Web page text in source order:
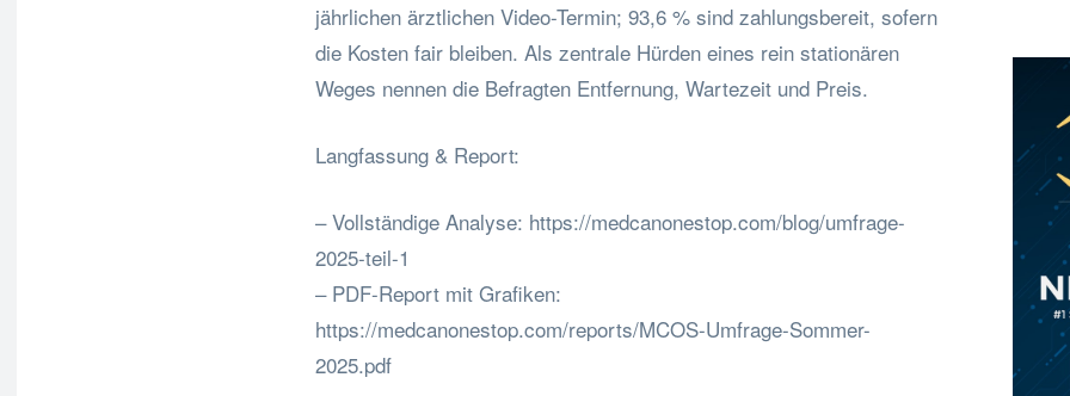
jährlichen ärztlichen Video-Termin; 93,6 % sind zahlungsbereit, sofern
die Kosten fair bleiben. Als zentrale Hürden eines rein stationären
Weges nennen die Befragten Entfernung, Wartezeit und Preis.
Langfassung & Report:
– Vollständige Analyse: https://medcanonestop.com/blog/umfrage-
2025-teil-1
– PDF-Report mit Grafiken:
https://medcanonestop.com/reports/MCOS-Umfrage-Sommer-
2025.pdf